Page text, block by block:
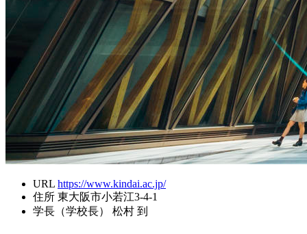
URL https://www.kindai.ac.jp/
住所 東大阪市小若江3-4-1
学長（学校長）
松村 到